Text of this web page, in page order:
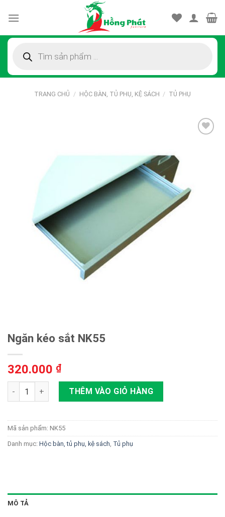
kiếm
TRANG CHỦ / HỘC BÀN, TỦ PHỤ, KỆ SÁCH / TỦ PHỤ
Thêm
Ngăn kéo sắt NK55
320.000 ₫
Ngăn kéo sắt NK55 số lượngTHÊM VÀO GIỎ HÀNG
Mã sản phẩm: NK55
Danh mục: Hộc bàn, tủ phụ, kệ sách Tủ phụ
MÔ TẢ